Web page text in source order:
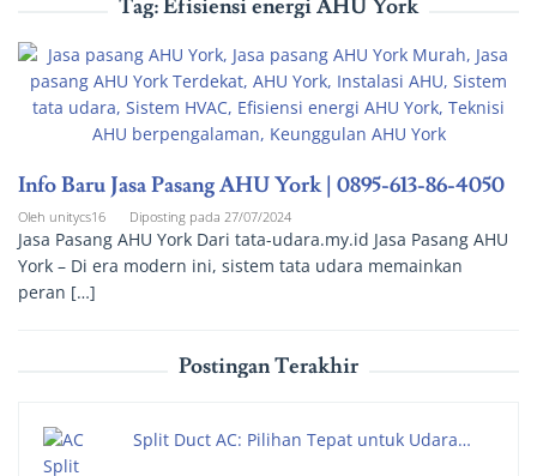
Tag:Efisiensi energi AHU York
Info Baru Jasa Pasang AHU York | 0895-613-86-4050
Oleh unitycs16 Diposting pada 27/07/2024
Jasa Pasang AHU York Dari tata-udara.my.id Jasa Pasang AHU
York – Di era modern ini, sistem tata udara memainkan
peran […]
Postingan Terakhir
Split Duct AC: Pilihan Tepat untuk Udara…